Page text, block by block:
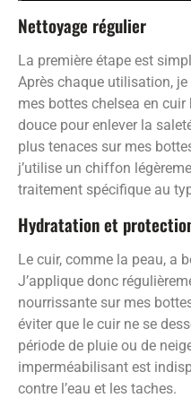
Nettoyage régulier
La première étape est
Après chaque utilisation,
mes bottes chelsea en
douce pour enlever la
plus tenaces sur mes
j’utilise un chiffon
traitement spécifique au
Hydratation et
Le cuir, comme la peau, a
J’applique donc
nourrissante sur mes
éviter que le cuir ne se
période de pluie ou de
imperméabilisant est
contre l’eau et les taches.